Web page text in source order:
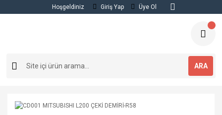
Hoşgeldiniz Giriş Yap Üye Ol
ARA